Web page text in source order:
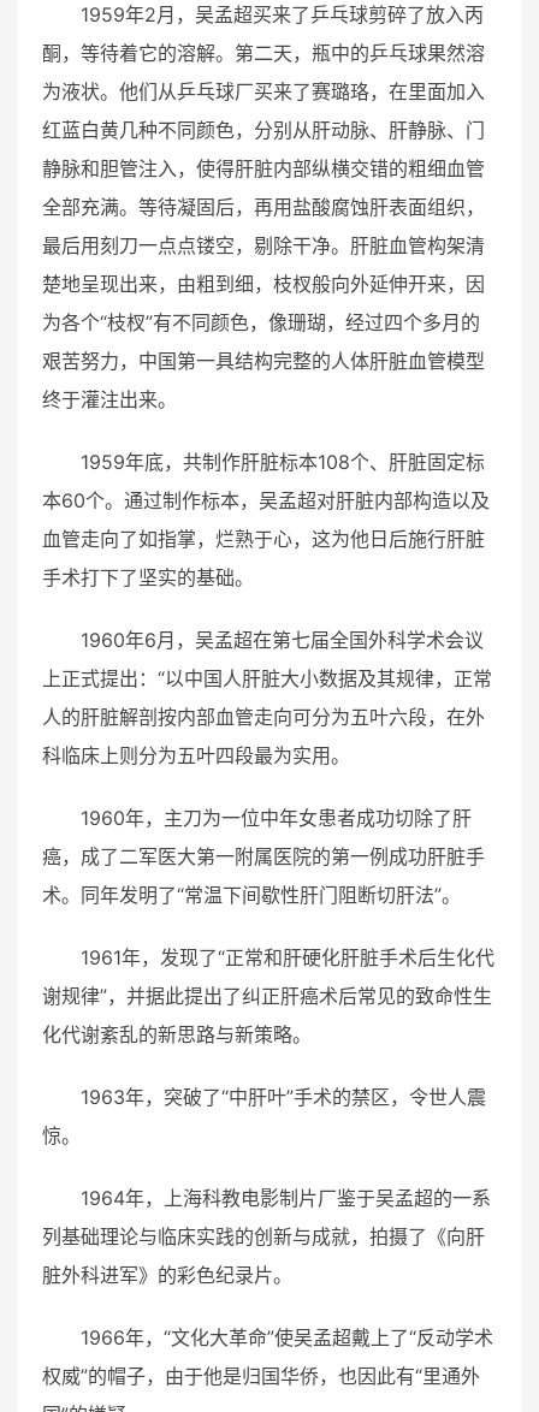
1959年2月，吴孟超买来了乒乓球剪碎了放入丙
酮，等待着它的溶解。第二天，瓶中的乒乓球果然溶
为液状。他们从乒乓球厂买来了赛璐珞，在里面加入
红蓝白黄几种不同颜色，分别从肝动脉、肝静脉、门
静脉和胆管注入，使得肝脏内部纵横交错的粗细血管
全部充满。等待凝固后，再用盐酸腐蚀肝表面组织，
最后用刻刀一点点镂空，剔除干净。肝脏血管构架清
楚地呈现出来，由粗到细，枝杈般向外延伸开来，因
为各个“枝杈”有不同颜色，像珊瑚，经过四个多月的
艰苦努力，中国第一具结构完整的人体肝脏血管模型
终于灌注出来。
1959年底，共制作肝脏标本108个、肝脏固定标
本60个。通过制作标本，吴孟超对肝脏内部构造以及
血管走向了如指掌，烂熟于心，这为他日后施行肝脏
手术打下了坚实的基础。
1960年6月，吴孟超在第七届全国外科学术会议
上正式提出：“以中国人肝脏大小数据及其规律，正常
人的肝脏解剖按内部血管走向可分为五叶六段，在外
科临床上则分为五叶四段最为实用。
1960年，主刀为一位中年女患者成功切除了肝
癌，成了二军医大第一附属医院的第一例成功肝脏手
术。同年发明了“常温下间歇性肝门阻断切肝法”。
1961年，发现了“正常和肝硬化肝脏手术后生化代
谢规律”，并据此提出了纠正肝癌术后常见的致命性生
化代谢紊乱的新思路与新策略。
1963年，突破了“中肝叶”手术的禁区，令世人震
惊。
1964年，上海科教电影制片厂鉴于吴孟超的一系
列基础理论与临床实践的创新与成就，拍摄了《向肝
脏外科进军》的彩色纪录片。
1966年，“文化大革命”使吴孟超戴上了“反动学术
权威”的帽子，由于他是归国华侨，也因此有“里通外